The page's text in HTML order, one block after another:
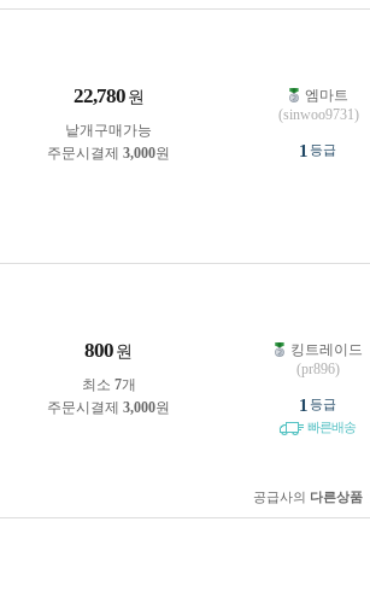
22,780 원
낱개구매가능
주문시결제 3,000원
엠마트
(sinwoo9731)
1 등급
800 원
최소 7개
주문시결제 3,000원
킹트레이드
(pr896)
1 등급
빠른배송
공급사의 다른상품